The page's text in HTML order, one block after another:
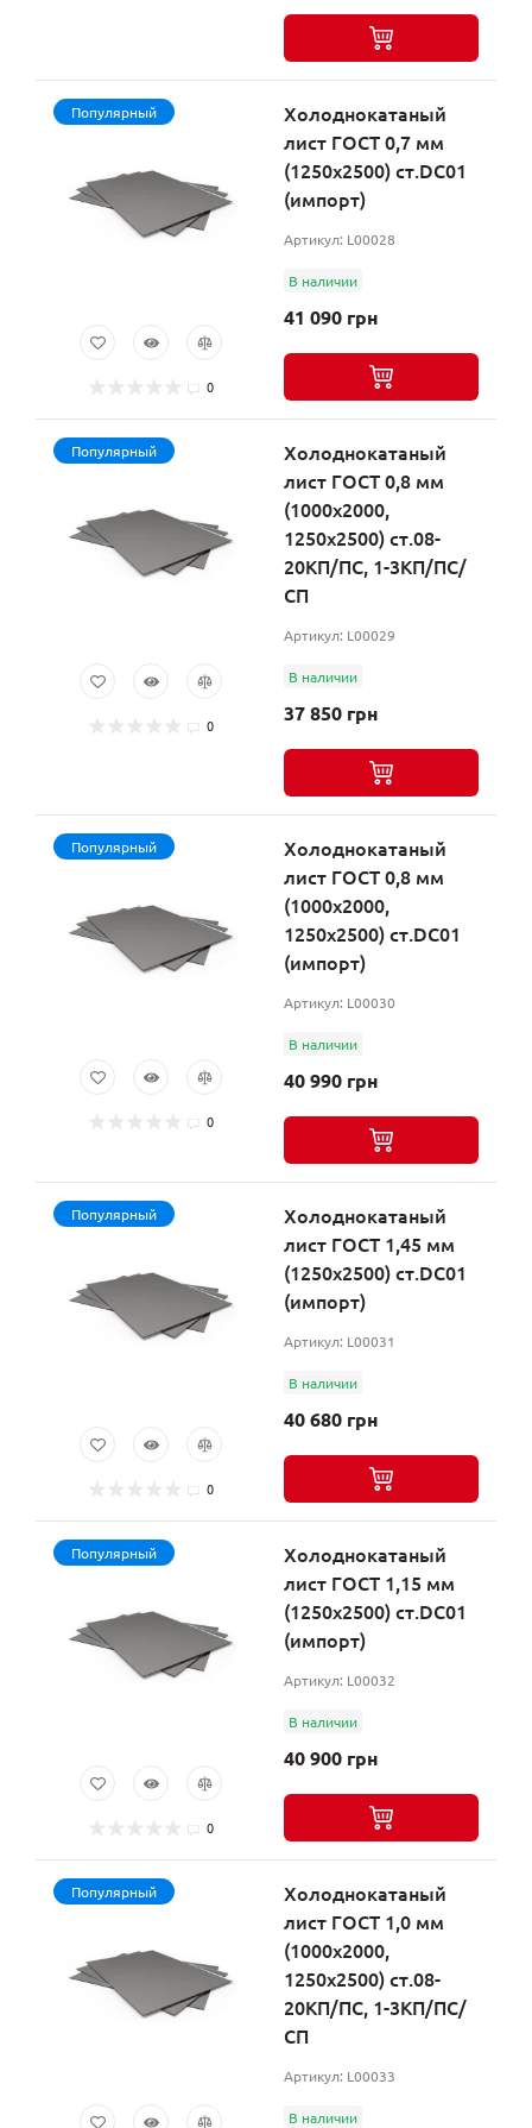
Популярный
0
Холоднокатаный
лист ГОСТ 0,7 мм
(1250х2500) ст.DC01
(импорт)
Артикул: L00028
В наличии
41 090 грн
Популярный
0
Холоднокатаный
лист ГОСТ 0,8 мм
(1000х2000,
1250х2500) ст.08-
20КП/ПС, 1-3КП/ПС/
СП
Артикул: L00029
В наличии
37 850 грн
Популярный
0
Холоднокатаный
лист ГОСТ 0,8 мм
(1000х2000,
1250х2500) ст.DC01
(импорт)
Артикул: L00030
В наличии
40 990 грн
Популярный
0
Холоднокатаный
лист ГОСТ 1,45 мм
(1250х2500) ст.DC01
(импорт)
Артикул: L00031
В наличии
40 680 грн
Популярный
0
Холоднокатаный
лист ГОСТ 1,15 мм
(1250х2500) ст.DC01
(импорт)
Артикул: L00032
В наличии
40 900 грн
Популярный
Холоднокатаный
лист ГОСТ 1,0 мм
(1000х2000,
1250х2500) ст.08-
20КП/ПС, 1-3КП/ПС/
СП
Артикул: L00033
В наличии